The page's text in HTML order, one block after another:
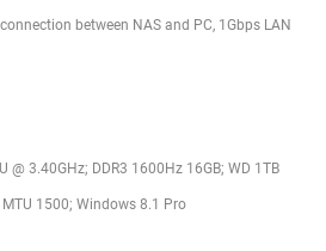
between NAS and PC, 1Gbps LAN
@ 3.40GHz; DDR3 1600Hz 16GB; WD 1TB
1500; Windows 8.1 Pro